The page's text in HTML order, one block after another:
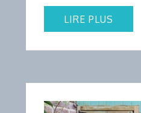
LIRE PLUS